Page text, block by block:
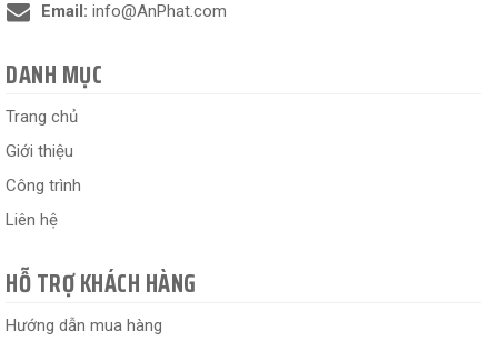
Email: info@AnPhat.com
DANH MỤC
Trang chủ
Giới thiệu
Công trình
Liên hệ
HỖ TRỢ KHÁCH HÀNG
Hướng dẫn mua hàng